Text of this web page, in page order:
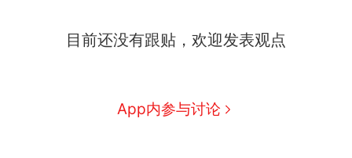
目前还没有跟贴，欢迎发表观点
App内参与讨论
号，仅凭视频评出？中国烹饪
140多朵
美国渔民钓获鲨鱼徒手将其拽